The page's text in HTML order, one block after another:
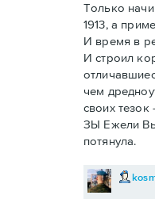
Только
1913, а
И время в
И строил
чем
своих
ЗЫ Ежели
потянула.